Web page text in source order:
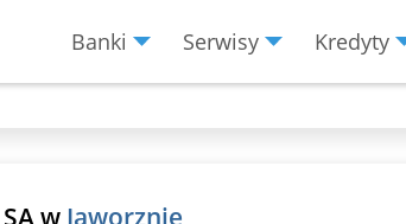
Banki Serwisy Kredyty
Menu
w Jaworznie